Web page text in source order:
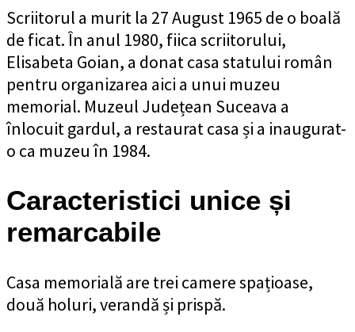
Scriitorul a murit la 27 August 1965 de o boală
de ficat. În anul 1980, fiica scriitorului,
Elisabeta Goian, a donat casa statului român
pentru organizarea aici a unui muzeu
memorial. Muzeul Județean Suceava a
înlocuit gardul, a restaurat casa și a inaugurat-
o ca muzeu în 1984.
Caracteristici unice și
remarcabile
Casa memorială are trei camere spațioase,
două holuri, verandă și prispă.